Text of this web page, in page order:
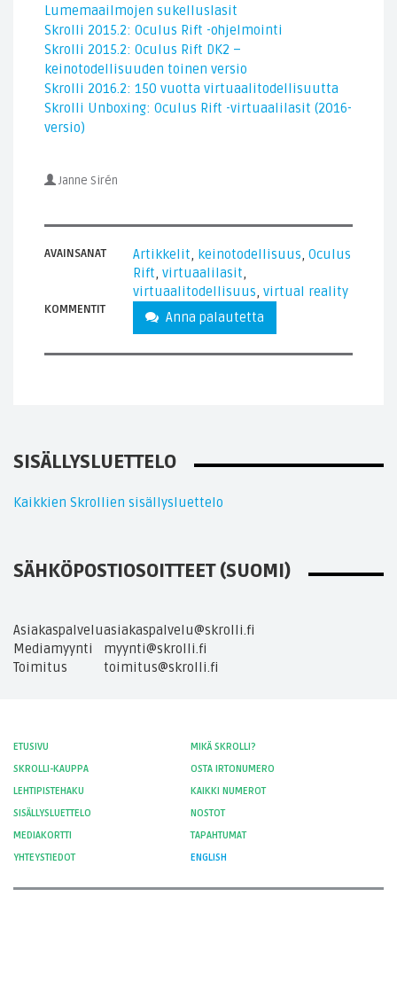
Lumemaailmojen sukelluslasit
Skrolli 2015.2: Oculus Rift -ohjelmointi
Skrolli 2015.2: Oculus Rift DK2 –
keinotodellisuuden toinen versio
Skrolli 2016.2: 150 vuotta virtuaalitodellisuutta
Skrolli Unboxing: Oculus Rift -virtuaalilasit (2016-
versio)
Janne Sirén
AVAINSANAT Artikkelit keinotodellisuus Oculus
Rift virtuaalilasit
virtuaalitodellisuus virtual reality
KOMMENTIT Anna palautetta
SISÄLLYSLUETTELO
Kaikkien Skrollien sisällysluettelo
SÄHKÖPOSTIOSOITTEET (SUOMI)
Asiakaspalveluasiakaspalvelu@skrolli.fi
Mediamyynti
myynti@skrolli.fi
Toimitus
toimitus@skrolli.fi
ETUSIVU
MIKÄ SKROLLI?
SKROLLI-KAUPPA
OSTA IRTONUMERO
LEHTIPISTEHAKU
KAIKKI NUMEROT
SISÄLLYSLUETTELO
NOSTOT
MEDIAKORTTI
TAPAHTUMAT
YHTEYSTIEDOT
ENGLISH